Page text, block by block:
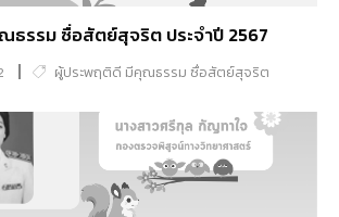
รรม ซื่อสัตย์สุจริต ประจำปี 2567
ผู้ประพฤติดี มีคุณธรรม ซื่อสัตย์สุจริต